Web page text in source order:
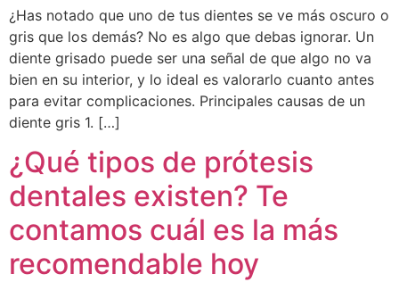
¿Has notado que uno de tus dientes se ve más oscuro o
gris que los demás? No es algo que debas ignorar. Un
diente grisado puede ser una señal de que algo no va
bien en su interior, y lo ideal es valorarlo cuanto antes
para evitar complicaciones. Principales causas de un
diente gris 1. […]
¿Qué tipos de prótesis
dentales existen? Te
contamos cuál es la más
recomendable hoy